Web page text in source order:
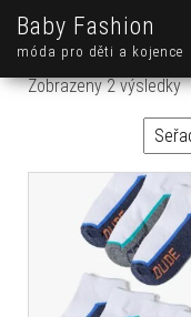
Baby Fashion
móda pro děti a kojence
Zobrazeny 2 výsledky